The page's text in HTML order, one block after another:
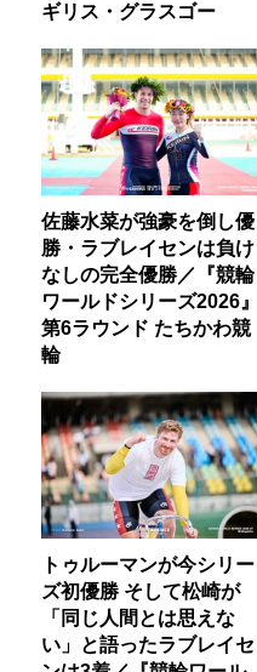
ギリス・グラスゴー
佐藤水菜が強豪を倒し優
勝・ラブレイセンは負け
なしの完全優勝／『競輪
ワールドシリーズ2026』
第6ラウンド たちかわ競
輪
トゥルーマンが今シリー
ズ初優勝 そして松崎が
「同じ人間とは思えな
い」と語ったラブレイセ